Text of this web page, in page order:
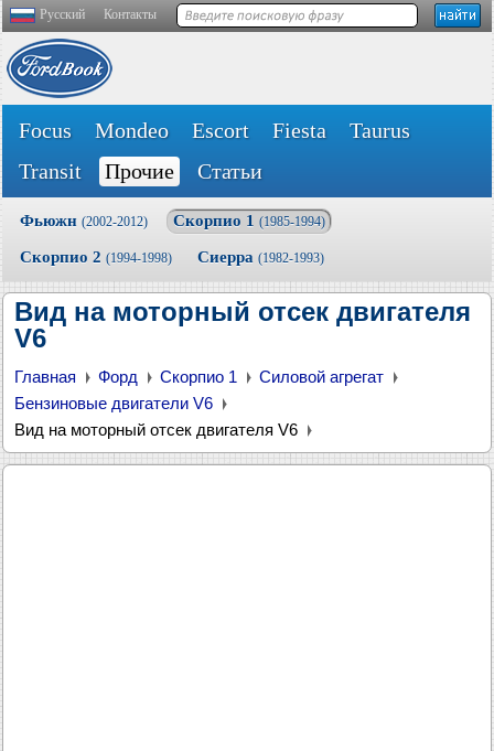
Русский Контакты
Focus Mondeo Escort Fiesta
Taurus
Transit
Прочие Статьи
Фьюжн (2002-2012) Скорпио 1 (1985-1994)
Скорпио 2 (1994-1998) Сиерра (1982-1993)
Вид на моторный отсек двигателя
V6
Главная Форд Скорпио 1
Силовой агрегат
Бензиновые двигатели V6
Вид на моторный отсек двигателя V6